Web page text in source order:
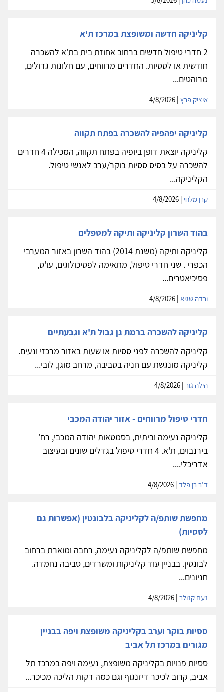
קליניקה חדשה ומשופצת במרכז ת'א
2 חדרי טיפול חדשים ברחוב אחוזת בית בת'א להשכרה
חודשית או לססיות. החדרים מרווחים, עם חלונות גדולים,
מרוהטים...
איציק פרץ
קליניקה יפהפיה להשכרה בפתח תקווה
קליניקה יוצאת דופן ביופיה בפתח תקווה, המכילה 4 חדרים
להשכרה על בסיס ססיות בוקר/ערב לאנשי טיפול.
הקליניקה...
קרן מלחי
בהוד השרון קליניקה ותיקה למטפלים
קליניקה ותיקה (משנת 2014) בהוד השרון באזור המערבי
הכפרי . שני חדרי טיפול, מתאימה לפסיכולוגים, עו'ס,
פסיכיאטרים...
ורדה שגיא
קליניקה להשכרה ברמת גן גבול ת'א וגבעתיים
קליניקה להשכרה לפני ססיות או שעות באזור מרכזי ונעים.
קליניקה מונגשת עם חניה בסביבה, מרחב מוגן, לובי...
הילה גור
חדרי טיפול מרווחים - אזור יהודה המכבי
קליניקה נעימה וביתית, בסמטאות יהודה המכבי, רח'
בירנבוים, ת'א. 4 חדרי טיפול בגדלים שונים ובעיצוב
אדריכלי....
ד'ר רן פלד
מחפשת שותפ/ה לקליניקה בלבונטין (אפשרות גם
לססיות)
מחפשת שותפ/ה לקליניקה נעימה, רחבה ומוארת ברחוב
לבונטין. בבניין עוד קליניקות ומשרדים, סביבה נחמדה.
חניונים...
נעם קנולר
ססיות בוקר וערב בקליניקה משופצת ויפה בבניין
מגורים במרכז תל אביב
ססיות פנויות בקליניקה משופצת, נעימה ויפה במרכז תל
אביב, קרוב לכיכר דיזנגוף וגם כמה דקות הליכה מכיכר...